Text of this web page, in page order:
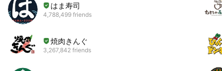
はま寿司
4,788,499 friends
焼肉きんぐ
3,267,842 friends